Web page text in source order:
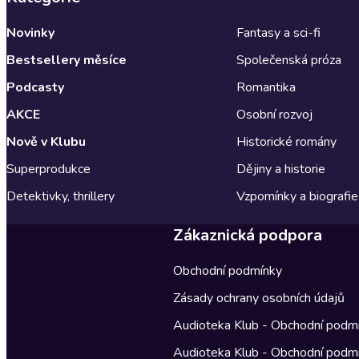
Novinky
Bestsellery měsíce
Podcasty
AKCE
Nově v Klubu
Superprodukce
Detektivky, thrillery
Fantasy a sci-fi
Společenská próza
Romantika
Osobní rozvoj
Historické romány
Dějiny a historie
Vzpomínky a biografie
Zákaznická podpora
Obchodní podmínky
Zásady ochrany osobních údajů
Audioteka Klub - Obchodní
Audioteka Klub - Obchodní